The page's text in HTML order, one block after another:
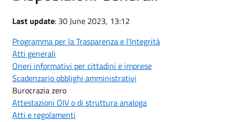
Last update: 30 June 2023, 13:12
Programma per la Trasparenza e l'Integrità
Atti generali
Oneri informativi per cittadini e imprese
Scadenzario obblighi amministrativi
Burocrazia zero
Attestazioni OIV o di struttura analoga
Atti e regolamenti